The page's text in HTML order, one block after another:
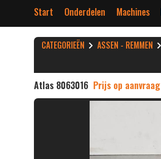
Start Onderdelen Machines
CATEGORIEËN ASSEN - REMMEN
Atlas 8063016 Prijs op aanvraag